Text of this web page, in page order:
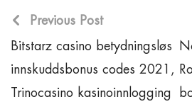
Previous Post
Bitstarz casino betydningsløs
innskuddsbonus codes 2021,
Trinocasino kasinoinnlogging